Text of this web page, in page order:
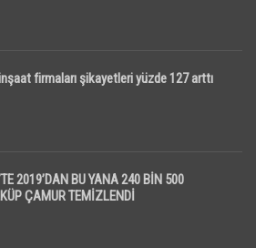
firmaları şikayetleri yüzde 127 arttı
2019’DAN BU YANA 240 BİN 500
ÇAMUR TEMİZLENDİ